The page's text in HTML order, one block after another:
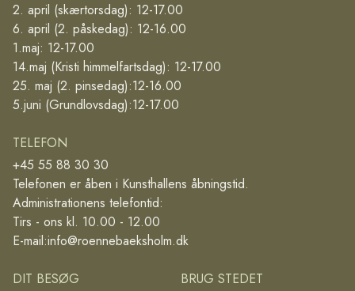
2. april (skærtorsdag): 12-17.00
6. april (2. påskedag): 12-16.00
1.maj: 12-17.00
14.maj (Kristi himmelfartsdag): 12-17.00
25. maj (2. pinsedag):12-16.00
5.juni (Grundlovsdag):12-17.00
TELEFON
+45 55 88 30 30
Telefonen er åben i Kunsthallens åbningstid.
Administrationens telefontid:
Tirs - ons kl. 10.00 - 12.00
E-mail:info@roennebaeksholm.dk
DIT BESØG
BRUG STEDET